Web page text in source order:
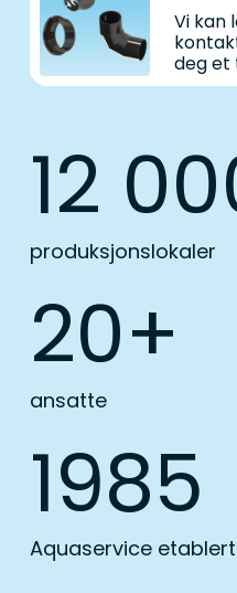
Vi kan
deg et
12
produksjonslokaler
20+
ansatte
1985
Aquaservice etablert